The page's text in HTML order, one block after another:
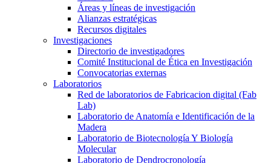
Áreas y líneas de investigación
Alianzas estratégicas
Recursos digitales
Investigaciones
Directorio de investigadores
Comité Institucional de Ética en Investigación
Convocatorias externas
Laboratorios
Red de laboratorios de Fabricacion digital (Fab
Lab)
Laboratorio de Anatomía e Identificación de la
Madera
Laboratorio de Biotecnología Y Biología
Molecular
Laboratorio de Dendrocronología